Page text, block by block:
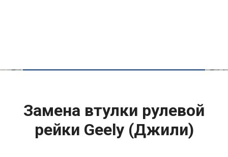
Замена втулки рулевой
рейки Geely (Джили)